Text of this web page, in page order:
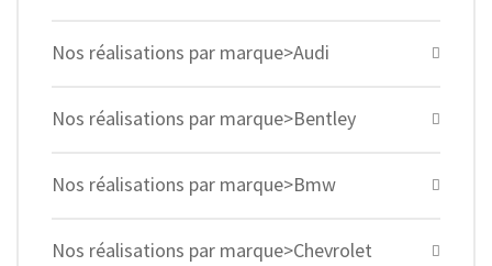
Nos réalisations par marque>Audi
Nos réalisations par marque>Bentley
Nos réalisations par marque>Bmw
Nos réalisations par marque>Chevrolet